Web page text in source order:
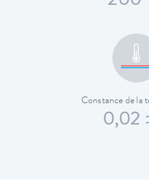
Constance de la
0,02